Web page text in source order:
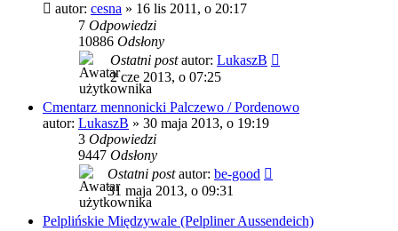
autor: cesna » 16 lis 2011, o 20:17
7 Odpowiedzi
10886 Odsłony
Ostatni postautor: LukaszB
2 cze 2013, o 07:25
Cmentarz mennonicki Palczewo / Pordenowo
autor: LukaszB » 30 maja 2013, o 19:19
3 Odpowiedzi
9447 Odsłony
Ostatni postautor: be-good
31 maja 2013, o 09:31
Pelplińskie Międzywale (Pelpliner Aussendeich)